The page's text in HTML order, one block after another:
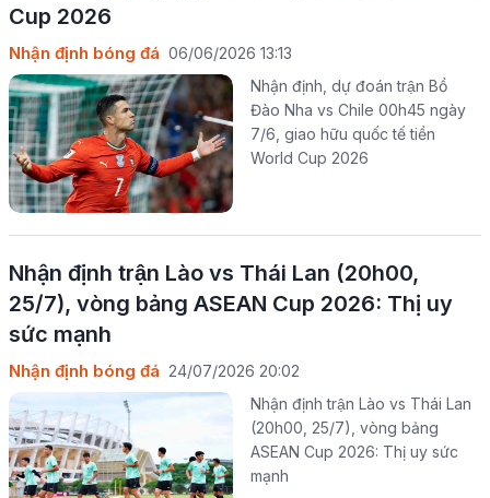
Cup 2026
Nhận định bóng đá 06/06/2026 13:13
Nhận định, dự đoán trận Bồ
Đào Nha vs Chile 00h45 ngày
7/6, giao hữu quốc tế tiền
World Cup 2026
Nhận định trận Lào vs Thái Lan (20h00,
25/7), vòng bảng ASEAN Cup 2026: Thị uy
sức mạnh
Nhận định bóng đá 24/07/2026 20:02
Nhận định trận Lào vs Thái Lan
(20h00, 25/7), vòng bảng
ASEAN Cup 2026: Thị uy sức
mạnh